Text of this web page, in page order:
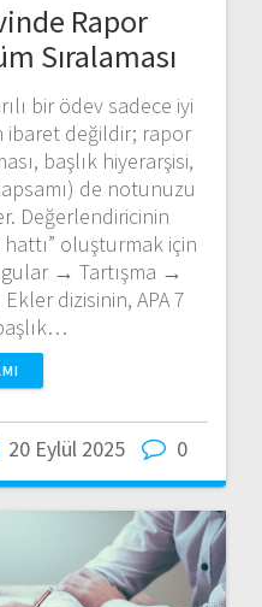
Rapor
Sıralaması
bir ödev sadece iyi
ibaret değildir; rapor
başlık hiyerarşisi,
de notunuzu
Değerlendiricinin
oluşturmak için
→ Tartışma →
dizisinin, APA 7
20 Eylül 2025 0